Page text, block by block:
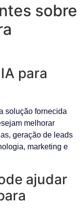
sobre
para
solução fornecida
melhorar
geração de leads
marketing e
ajudar